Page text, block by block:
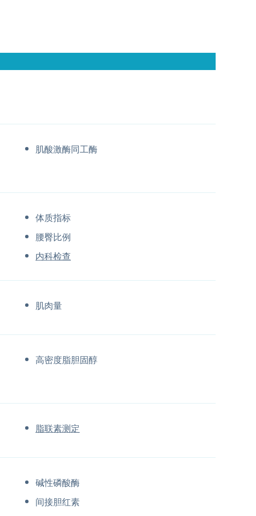
肌酸激酶同工酶
体质指标
腰臀比例
内科检查
肌肉量
高密度脂胆固醇
脂联素测定
碱性磷酸酶
间接胆红素